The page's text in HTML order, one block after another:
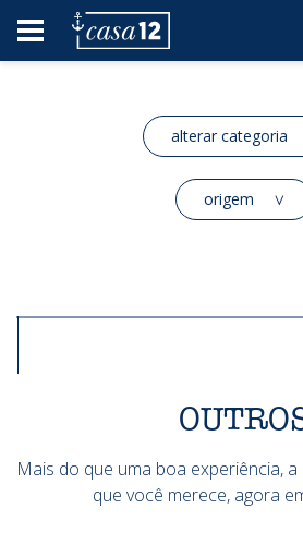
alterar categoria
origem
Mais do que uma boa experiência,
que você merece, agora